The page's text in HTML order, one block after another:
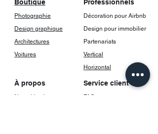
Boutique Professionnels
Photographie
Décoration pour Airbnb
Design graphique
Design pour immobilier
Architectures
Partenariats
Voitures
Vertical
Horizontal
À propos Service client
Notre histoire
FAQ